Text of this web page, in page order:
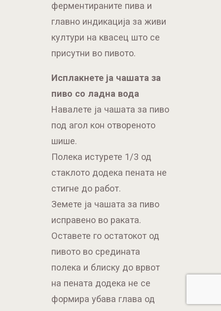
ферментираните пива и
главно индикација за живи
култури на квасец што сe
присутни во пивото.
Исплакнете ја чашата за
пиво со ладна вода
Навалете ја чашата за пиво
под агол кон отвореното
шише.
Полека истурете 1/3 од
стаклото додека пената не
стигне до работ.
Земете ја чашата за пиво
исправено во раката.
Оставете го остатокот од
пивото во средината
полека и блиску до врвот
на пената додека не се
формира убава глава од